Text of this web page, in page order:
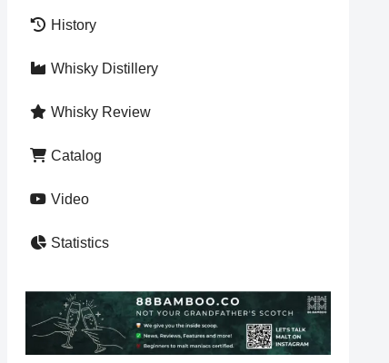
History
Whisky Distillery
Whisky Review
Catalog
Video
Statistics